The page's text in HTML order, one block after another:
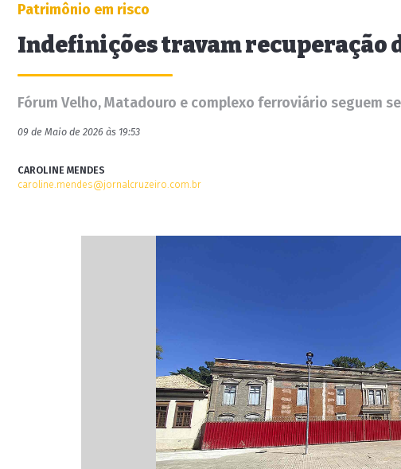
Patrimônio em risco
Indefinições travam recuperação
Fórum Velho, Matadouro e complexo ferroviário seguem
09 de Maio de 2026 às 19:53
CAROLINE MENDES
caroline.mendes@jornalcruzeiro.com.br